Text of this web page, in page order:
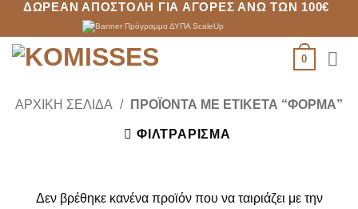
Μετάβαση
περιεχόμενο
ΔΩΡΕΆΝ ΑΠΟΣΤΟΛΉ ΓΙΑ ΑΓΟΡΈΣ ΆΝΩ ΤΩΝ 100€
0
ΑΡΧΙΚΉ ΣΕΛΊΔΑ / ΠΡΟΪΌΝΤΑ ΜΕ ΕΤΙΚΈΤΑ “ΦΌΡΜΑ”
ΦΙΛΤΡΆΡΙΣΜΑ
Δεν βρέθηκε κανένα προϊόν που να ταιριάζει με την